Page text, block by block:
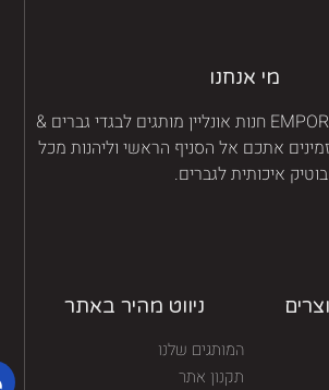
מי אנחנו
נעים מאוד, אנחנו EMPORIO חנות אונליין מותגים לבגדי גברים &
אתכם אל הסניף הראשי וליהנות מכל
לגברים.
ניווט מהיר באתר
המותגים שלנו
תקנון אתר